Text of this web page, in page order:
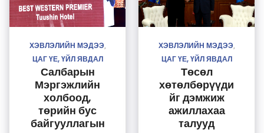
ХЭВЛЭЛИЙН МЭДЭЭ
ЦАГ ҮЕ, ҮЙЛ ЯВДАЛ
Салбарын
Мэргэжлийн
холбоод,
төрийн бус
байгууллагын
ХЭВЛЭЛИЙН МЭДЭЭ
ЦАГ ҮЕ, ҮЙЛ ЯВДАЛ
Төсөл
хөтөлбөрүүди
йг дэмжиж
ажиллахаа
талууд